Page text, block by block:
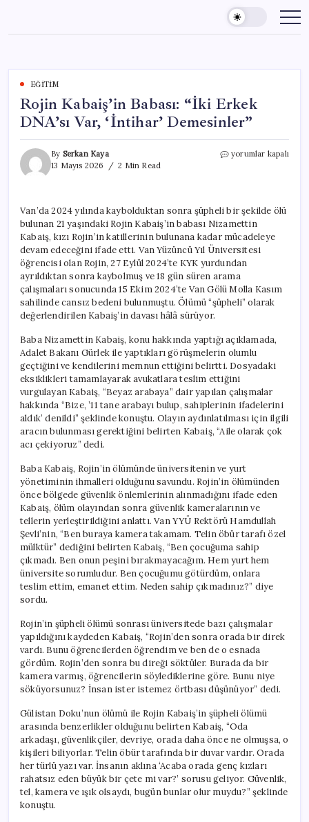
content
EĞITIM
Rojin Kabaiş’in Babası: “İki Erkek
DNA’sı Var, ‘İntihar’ Demesinler”
By Serkan Kaya
13 Mayıs 2026
2 Min Read
Rojin
DNA’sı
Var,
‘İntihar’
Demesinler”
için
yorumlar kapalı
Van’da 2024 yılında kaybolduktan sonra şüpheli bir şekilde ölü
bulunan 21 yaşındaki Rojin Kabaiş’in babası Nizamettin
Kabaiş, kızı Rojin’in katillerinin bulunana kadar mücadeleye
devam edeceğini ifade etti. Van Yüzüncü Yıl Üniversitesi
öğrencisi olan Rojin, 27 Eylül 2024’te KYK yurdundan
ayrıldıktan sonra kaybolmuş ve 18 gün süren arama
çalışmaları sonucunda 15 Ekim 2024’te Van Gölü Molla Kasım
sahilinde cansız bedeni bulunmuştu. Ölümü “şüpheli” olarak
değerlendirilen Kabaiş’in davası hâlâ sürüyor.
Baba Nizamettin Kabaiş, konu hakkında yaptığı açıklamada,
Adalet Bakanı Gürlek ile yaptıkları görüşmelerin olumlu
geçtiğini ve kendilerini memnun ettiğini belirtti. Dosyadaki
eksiklikleri tamamlayarak avukatlara teslim ettiğini
vurgulayan Kabaiş, “Beyaz arabaya” dair yapılan çalışmalar
hakkında “Bize, ’11 tane arabayı bulup, sahiplerinin ifadelerini
aldık’ denildi” şeklinde konuştu. Olayın aydınlatılması için ilgili
aracın bulunması gerektiğini belirten Kabaiş, “Aile olarak çok
acı çekiyoruz” dedi.
Baba Kabaiş, Rojin’in ölümünde üniversitenin ve yurt
yönetiminin ihmalleri olduğunu savundu. Rojin’in ölümünden
önce bölgede güvenlik önlemlerinin alınmadığını ifade eden
Kabaiş, ölüm olayından sonra güvenlik kameralarının ve
tellerin yerleştirildiğini anlattı. Van YYÜ Rektörü Hamdullah
Şevli’nin, “Ben buraya kamera takamam. Telin öbür tarafı özel
mülktür” dediğini belirten Kabaiş, “Ben çocuğuma sahip
çıkmadı. Ben onun peşini bırakmayacağım. Hem yurt hem
üniversite sorumludur. Ben çocuğumu götürdüm, onlara
teslim ettim, emanet ettim. Neden sahip çıkmadınız?” diye
sordu.
Rojin’in şüpheli ölümü sonrası üniversitede bazı çalışmalar
yapıldığını kaydeden Kabaiş, “Rojin’den sonra orada bir direk
vardı. Bunu öğrencilerden öğrendim ve ben de o esnada
gördüm. Rojin’den sonra bu direği söktüler. Burada da bir
kamera varmış, öğrencilerin söylediklerine göre. Bunu niye
söküyorsunuz? İnsan ister istemez örtbası düşünüyor” dedi.
Gülistan Doku’nun ölümü ile Rojin Kabaiş’in şüpheli ölümü
arasında benzerlikler olduğunu belirten Kabaiş, “Oda
arkadaşı, güvenlikçiler, devriye, orada daha önce ne olmuşsa, o
kişileri biliyorlar. Telin öbür tarafında bir duvar vardır. Orada
her türlü yazı var. İnsanın aklına ‘Acaba orada genç kızları
rahatsız eden büyük bir çete mi var?’ sorusu geliyor. Güvenlik,
tel, kamera ve ışık olsaydı, bugün bunlar olur muydu?” şeklinde
konuştu.